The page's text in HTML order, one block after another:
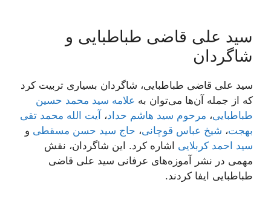
سید علی قاضی طباطبایی و
شاگردان
سید علی قاضی طباطبایی، شاگردان بسیاری تربیت کرد
که از جمله آن‌ها می‌توان به علامه سید محمد حسین
طباطبایی، مرحوم سید هاشم حداد، آیت الله محمد تقی
بهجت، شیخ عباس قوچانی، حاج سید حسن مسقطی و
سید احمد کربلایی اشاره کرد. این شاگردان، نقش
مهمی در نشر آموزه‌های عرفانی سید علی قاضی
طباطبایی ایفا کردند.